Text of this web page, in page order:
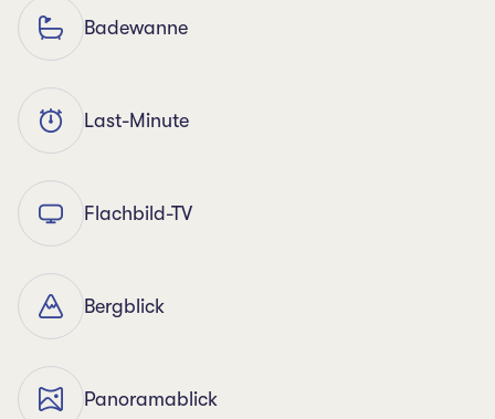
Badewanne
Last-Minute
Flachbild-TV
Bergblick
Panoramablick